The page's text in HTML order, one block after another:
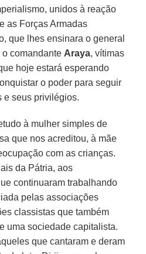
unidos à reação
as Forças Armadas
que lhes ensinara o general
o comandante Araya, vítimas
hoje estará esperando
o poder para seguir
e seus privilégios.
à mulher simples de
que nos acreditou, à mãe
com as crianças.
da Pátria, aos
continuaram trabalhando
pelas associações
classistas que também
uma sociedade capitalista.
que cantaram e deram